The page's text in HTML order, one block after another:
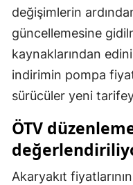
değişimlerin
güncellemesine
kaynaklarından
indirimin pompa
sürücüler yeni
ÖTV
Akaryakıt